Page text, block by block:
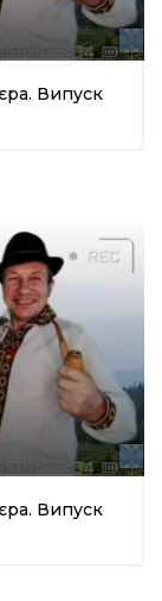
Випуск
Випуск